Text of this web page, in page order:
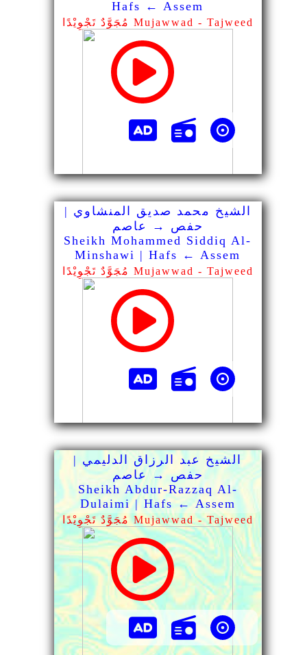
Hafs ← Assem
مُجَوَّدٌ تَجْوِيْدًا Mujawwad - Tajweed
الشيخ محمد صديق المنشاوي |
حفص → عاصم
Sheikh Mohammed Siddiq Al-
Minshawi | Hafs ← Assem
مُجَوَّدٌ تَجْوِيْدًا Mujawwad - Tajweed
الشيخ عبد الرزاق الدليمي |
حفص → عاصم
Sheikh Abdur-Razzaq Al-
Dulaimi | Hafs ← Assem
مُجَوَّدٌ تَجْوِيْدًا Mujawwad - Tajweed